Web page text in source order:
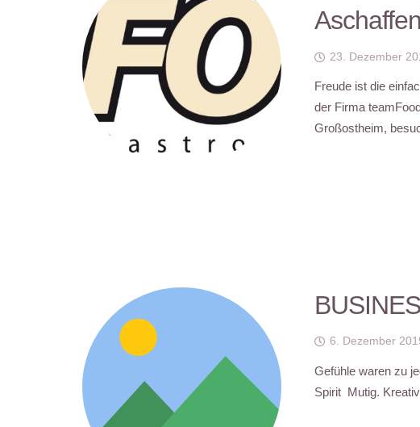
23. Dezember
Freude ist die
der Firma
Großostheim,
6. Dezember
Gefühle waren zu
Spirit Mutig.